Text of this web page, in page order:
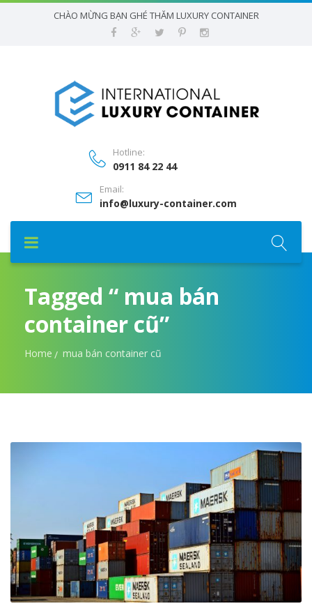
CHÀO MỪNG BẠN GHÉ THĂM LUXURY CONTAINER
Hotline:
0911 84 22 44
Email:
info@luxury-container.com
Tagged “ mua bán
container cũ”
Home mua bán container cũ